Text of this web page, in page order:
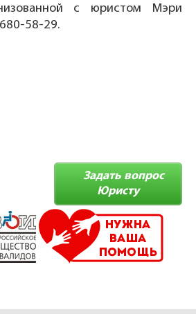
с юристом Мэри
58-29.
Задать вопрос
Юристу